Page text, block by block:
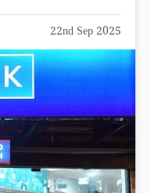
22nd Sep 2025